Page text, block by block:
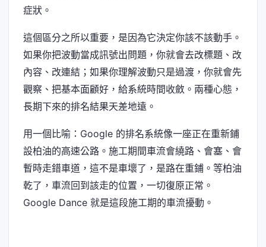
症狀。
這個區分之所以重要，是因為它決定你該不該動手。
如果你把波動當成訊號出問題，你就會去改標題、改
內容、改連結；如果你理解波動只是過渡，你就會先
觀察、把基本面顧好，給系統時間收斂。兩種心態，
長期下來的排名結果天差地遠。
用一個比喻：Google 的排名系統像一座正在重新鋪
設柏油的高速公路。施工期間車流會繞路、會塞、會
暫時走錯車道，這不是車壞了，是路在重鋪。等柏油
乾了，車流回到該走的位置，一切復原正常。
Google Dance 就是這段施工期的車流擾動。